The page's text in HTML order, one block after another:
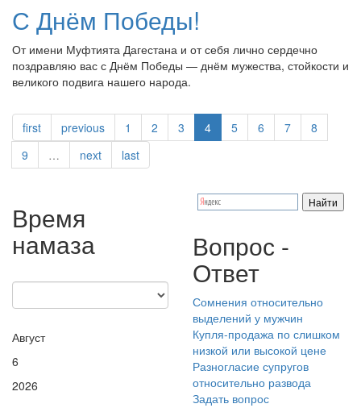
С Днём Победы!
От имени Муфтията Дагестана и от себя лично сердечно
поздравляю вас с Днём Победы — днём мужества, стойкости и
великого подвига нашего народа.
first previous 1 2 3 4 5 6 7
8
9
… next last
Время
намаза
Август
6
2026
Вопрос -
Ответ
Сомнения относительно
выделений у мужчин
Купля-продажа по слишком
низкой или высокой цене
Разногласие супругов
относительно развода
Задать вопрос